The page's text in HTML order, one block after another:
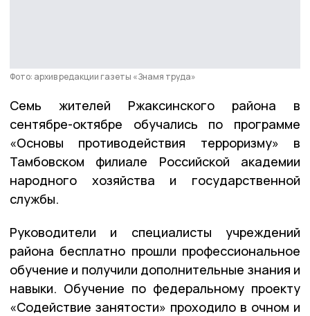
Фото: архив редакции газеты «Знамя труда»
Семь жителей Ржаксинского района в
сентябре-октябре обучались по программе
«Основы противодействия терроризму» в
Тамбовском филиале Российской академии
народного хозяйства и государственной
службы.
Руководители и специалисты учреждений
района бесплатно прошли профессиональное
обучение и получили дополнительные знания и
навыки. Обучение по федеральному проекту
«Содействие занятости» проходило в очном и